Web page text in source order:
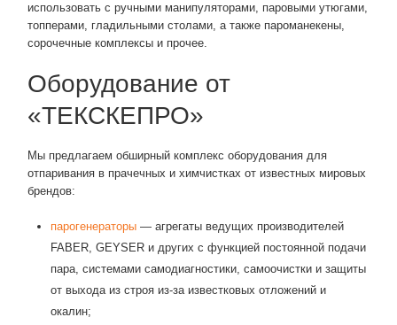
использовать с ручными манипуляторами, паровыми утюгами,
топперами, гладильными столами, а также пароманекены,
сорочечные комплексы и прочее.
Оборудование от
«ТЕКСКЕПРО»
Мы предлагаем обширный комплекс оборудования для
отпаривания в прачечных и химчистках от известных мировых
брендов:
парогенераторы — агрегаты ведущих производителей
FABER, GEYSER и других с функцией постоянной подачи
пара, системами самодиагностики, самоочистки и защиты
от выхода из строя из-за известковых отложений и
окалин;